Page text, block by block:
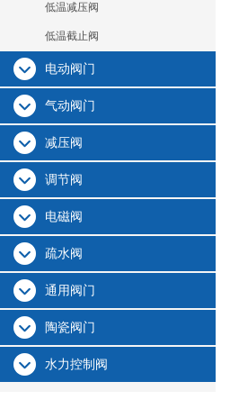
低温减压阀
低温截止阀
电动阀门
气动阀门
减压阀
调节阀
电磁阀
疏水阀
通用阀门
陶瓷阀门
水力控制阀